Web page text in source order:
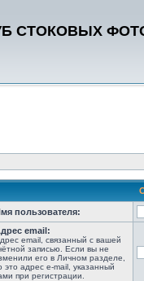
СТОКОВЫХ
пользователя:
email:
email, связанный с вашей
записью. Если вы не
его в Личном разделе,
это адрес e-mail, указанный
при регистрации.